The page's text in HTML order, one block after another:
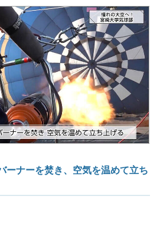
ーナーを焚き、空気を温めて立ち